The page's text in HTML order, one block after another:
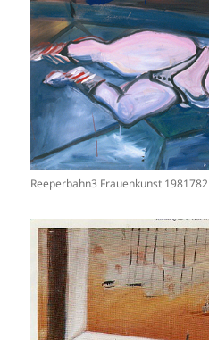
Reeperbahn3 Frauenkunst 1981782